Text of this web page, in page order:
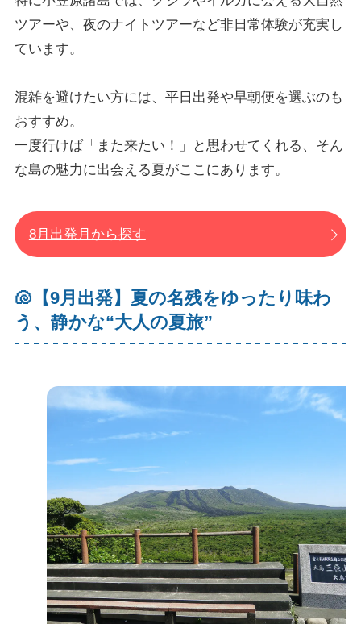
ツアーや、夜のナイトツアーなど非日常体験が充実し
ています。
混雑を避けたい方には、平日出発や早朝便を選ぶのも
おすすめ。
一度行けば「また来たい！」と思わせてくれる、そん
な島の魅力に出会える夏がここにあります。
8月出発月から探す
🐚【9月出発】夏の名残をゆったり味わ
う、静かな“大人の夏旅”